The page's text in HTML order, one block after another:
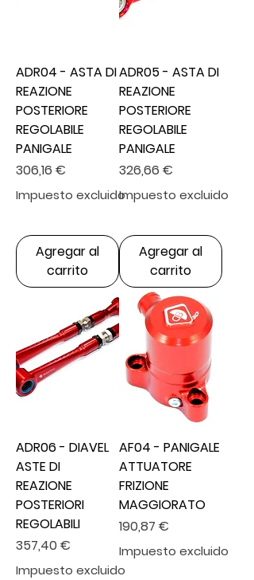
ADR04 - ASTA DI
REAZIONE
POSTERIORE
REGOLABILE
PANIGALE
Precio
306,16 €
Impuesto excluido
Agregar al
carrito
ADR05 - ASTA DI
REAZIONE
POSTERIORE
REGOLABILE
PANIGALE
Precio
326,66 €
Impuesto excluido
Agregar al
carrito
ADR06 - DIAVEL
ASTE DI
REAZIONE
POSTERIORI
REGOLABILI
Precio
357,40 €
Impuesto excluido
AF04 - PANIGALE
ATTUATORE
FRIZIONE
MAGGIORATO
Precio
190,87 €
Impuesto excluido